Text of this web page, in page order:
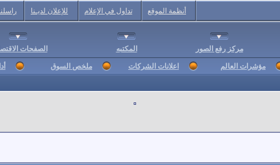
أنظمة الموقع تداول في الإعلام للإعلان لديـنا
مركز رفع الصور المكتبه الصفحات
مؤشرات العالم اعلانات الشركات ملخص السوق